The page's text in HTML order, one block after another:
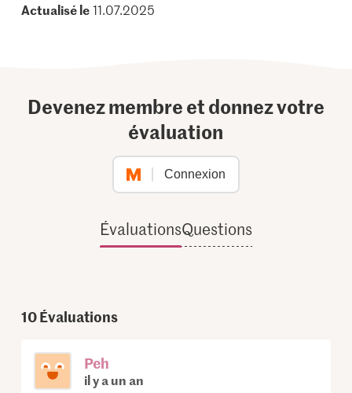
Actualisé le11.07.2025
Devenez membre et donnez votre
évaluation
Connexion
ÉvaluationsQuestions
10Évaluations
Peh
il y a un an